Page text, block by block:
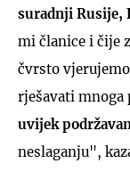
suradnji Rusije,
mi članice i čije
čvrsto
rješavati mnoga
uvijek
neslaganju",